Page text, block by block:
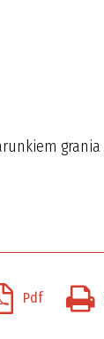
grania
Pdf